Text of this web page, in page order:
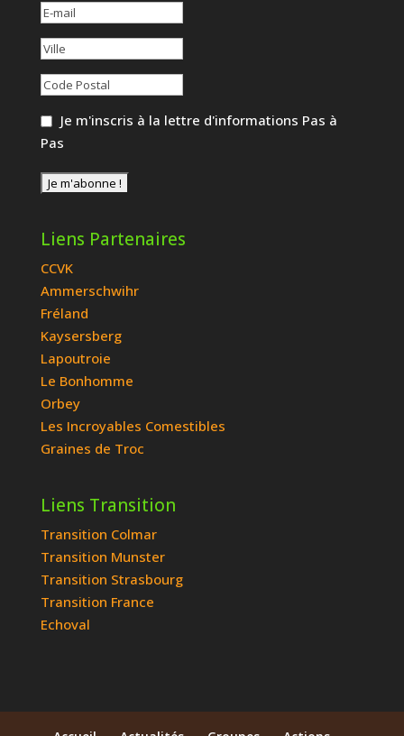
Je m'inscris à la lettre d'informations Pas à
Pas
Liens Partenaires
CCVK
Ammerschwihr
Fréland
Kaysersberg
Lapoutroie
Le Bonhomme
Orbey
Les Incroyables Comestibles
Graines de Troc
Liens Transition
Transition Colmar
Transition Munster
Transition Strasbourg
Transition France
Echoval